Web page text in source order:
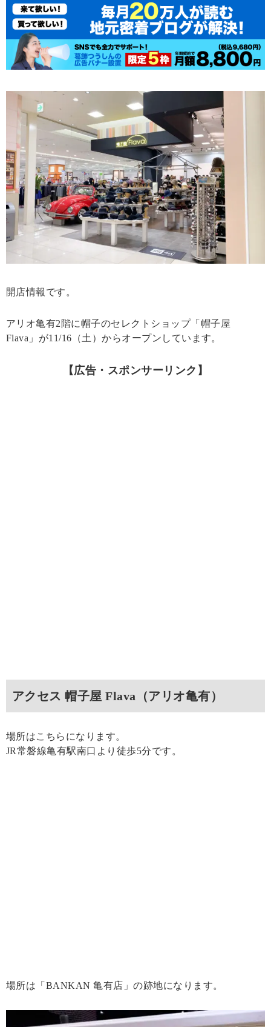
開店情報です。
アリオ亀有2階に帽子のセレクトショップ「帽子屋
Flava」が11/16（土）からオープンしています。
【広告・スポンサーリンク】
アクセス 帽子屋 Flava（アリオ亀有）
場所はこちらになります。
JR常磐線亀有駅南口より徒歩5分です。
場所は「BANKAN 亀有店」の跡地になります。